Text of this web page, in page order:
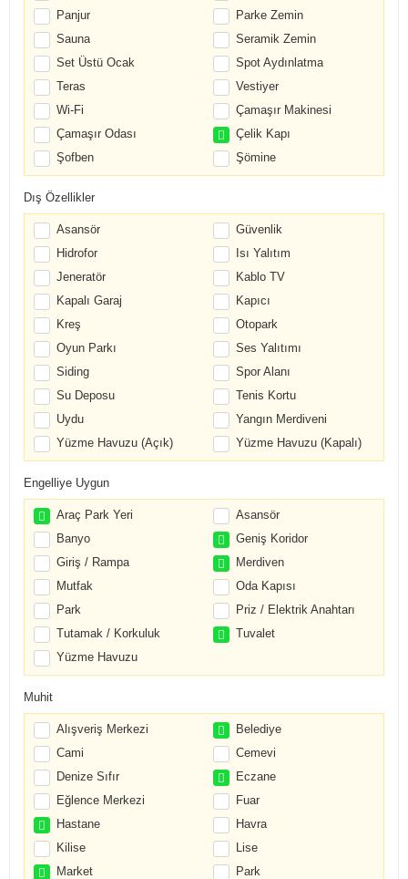
Panjur
Parke Zemin
Sauna
Seramik Zemin
Set Üstü Ocak
Spot Aydınlatma
Teras
Vestiyer
Wi-Fi
Çamaşır Makinesi
Çamaşır Odası
Çelik Kapı
Şofben
Şömine
Dış Özellikler
Asansör
Güvenlik
Hidrofor
Isı Yalıtım
Jeneratör
Kablo TV
Kapalı Garaj
Kapıcı
Kreş
Otopark
Oyun Parkı
Ses Yalıtımı
Siding
Spor Alanı
Su Deposu
Tenis Kortu
Uydu
Yangın Merdiveni
Yüzme Havuzu (Açık)
Yüzme Havuzu (Kapalı)
Engelliye Uygun
Araç Park Yeri
Asansör
Banyo
Geniş Koridor
Giriş / Rampa
Merdiven
Mutfak
Oda Kapısı
Park
Priz / Elektrik Anahtarı
Tutamak / Korkuluk
Tuvalet
Yüzme Havuzu
Muhit
Alışveriş Merkezi
Belediye
Cami
Cemevi
Denize Sıfır
Eczane
Eğlence Merkezi
Fuar
Hastane
Havra
Kilise
Lise
Market
Park